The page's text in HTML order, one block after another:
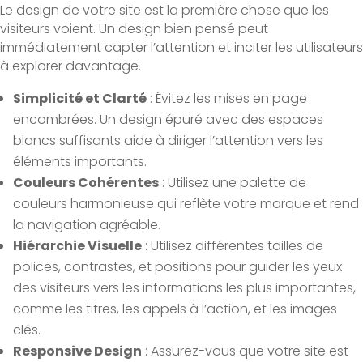
Le design de votre site est la première chose que les
visiteurs voient. Un design bien pensé peut
immédiatement capter l’attention et inciter les utilisateurs
à explorer davantage.
Simplicité et Clarté : Évitez les mises en page
encombrées. Un design épuré avec des espaces
blancs suffisants aide à diriger l’attention vers les
éléments importants.
Couleurs Cohérentes : Utilisez une palette de
couleurs harmonieuse qui reflète votre marque et rend
la navigation agréable.
Hiérarchie Visuelle : Utilisez différentes tailles de
polices, contrastes, et positions pour guider les yeux
des visiteurs vers les informations les plus importantes,
comme les titres, les appels à l’action, et les images
clés.
Responsive Design : Assurez-vous que votre site est